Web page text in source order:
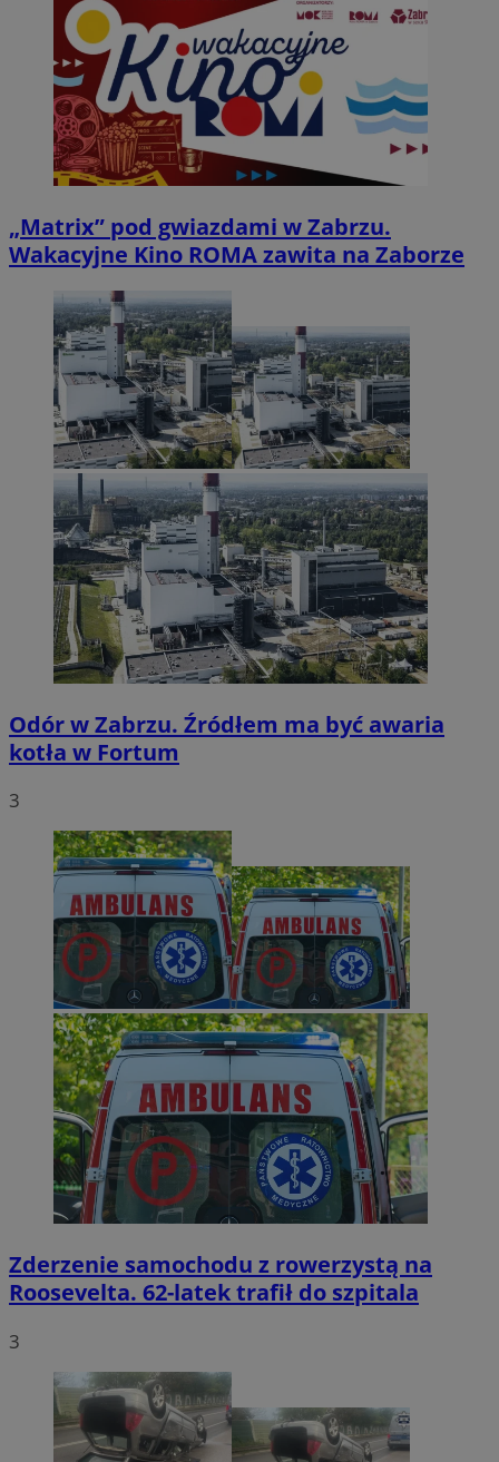
„Matrix” pod gwiazdami w Zabrzu.
Wakacyjne Kino ROMA zawita na Zaborze
Odór w Zabrzu. Źródłem ma być awaria
kotła w Fortum
3
Zderzenie samochodu z rowerzystą na
Roosevelta. 62-latek trafił do szpitala
3